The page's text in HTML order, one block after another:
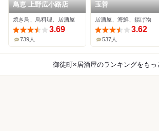
鳥恵 上野広小路店
焼き鳥、鳥料理、居酒屋
3.69
739人
玉善
居酒屋、海鮮、揚げ物
3.62
537人
御徒町×居酒屋のランキングをもっ